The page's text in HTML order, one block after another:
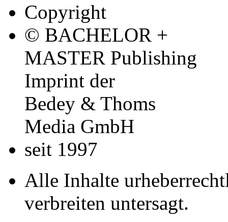
Copyright
© BACHELOR +
MASTER Publishing
Imprint der
Bedey & Thoms
Media GmbH
seit 1997
Alle Inhalte
verbreiten untersagt.